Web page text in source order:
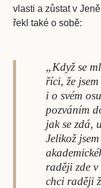
vlasti a zůstat v
řekl také o sobě:
„Když se
říci, že
i o svém
pozváním
jak se zdá,
Jelikož
raději zde
chci raději